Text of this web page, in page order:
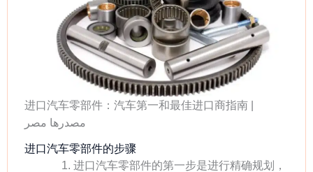
进口汽车零部件：汽车第一和最佳进口商指南 |
مصدرها مصر
进口汽车零部件的步骤
进口汽车零部件的第一步是进行精确规划，